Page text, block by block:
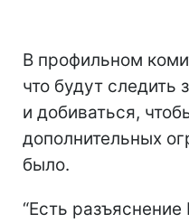
В профильном
что будут
и добиваться,
дополнительных
было.
“Есть